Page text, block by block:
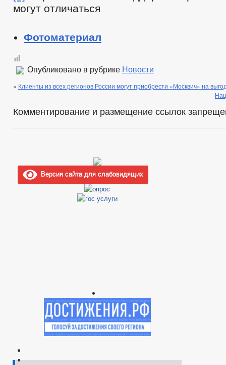
могут отличаться
Фотоматериал
Опубликовано в рубрике Новости
« Клиенты из всех регионов России могут приобрести «Москвич» на
Комментирование и размещение ссылок
Версия сайта для слабовидящих